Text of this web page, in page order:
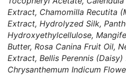
Extract, Chamomilla Recutita
Extract, Hydrolyzed Silk,
Hydroxyethylcellulose,
Butter, Rosa Canina Fruit Oil,
Extract, Bellis Perennis
Chrysanthemum Indicum